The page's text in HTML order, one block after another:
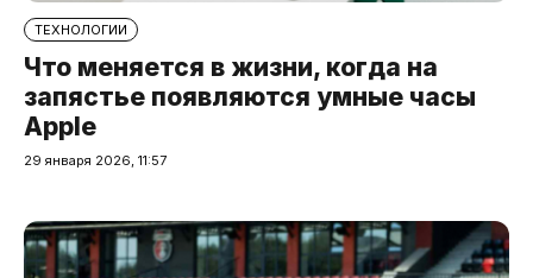
ТЕХНОЛОГИИ
Что меняется в жизни, когда на
запястье появляются умные часы
Apple
29 января 2026, 11:57